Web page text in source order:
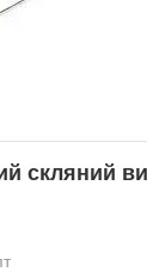
скляний